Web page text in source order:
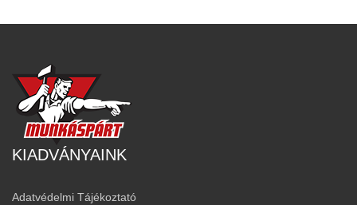
KIADVÁNYAINK
Adatvédelmi Tájékoztató